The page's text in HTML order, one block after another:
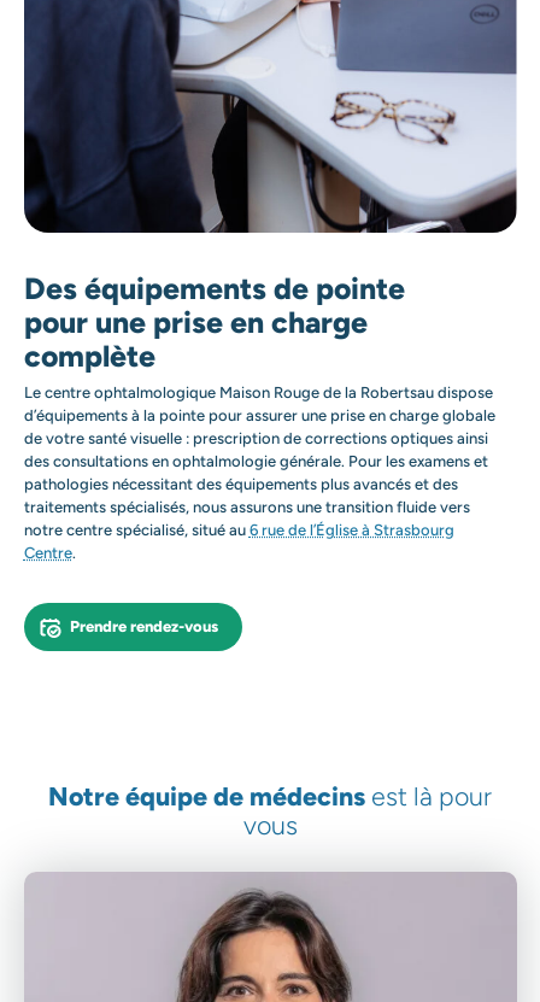
Des équipements de pointe
pour une prise en charge
complète
Le centre ophtalmologique Maison Rouge de la Robertsau dispose
d’équipements à la pointe pour assurer une prise en charge globale
de votre santé visuelle : prescription de corrections optiques ainsi
des consultations en ophtalmologie générale. Pour les examens et
pathologies nécessitant des équipements plus avancés et des
traitements spécialisés, nous assurons une transition fluide vers
notre centre spécialisé, situé au 6 rue de l’Église à Strasbourg
Centre.
Prendre rendez-vous
Notre équipe de médecins est là pour
vous